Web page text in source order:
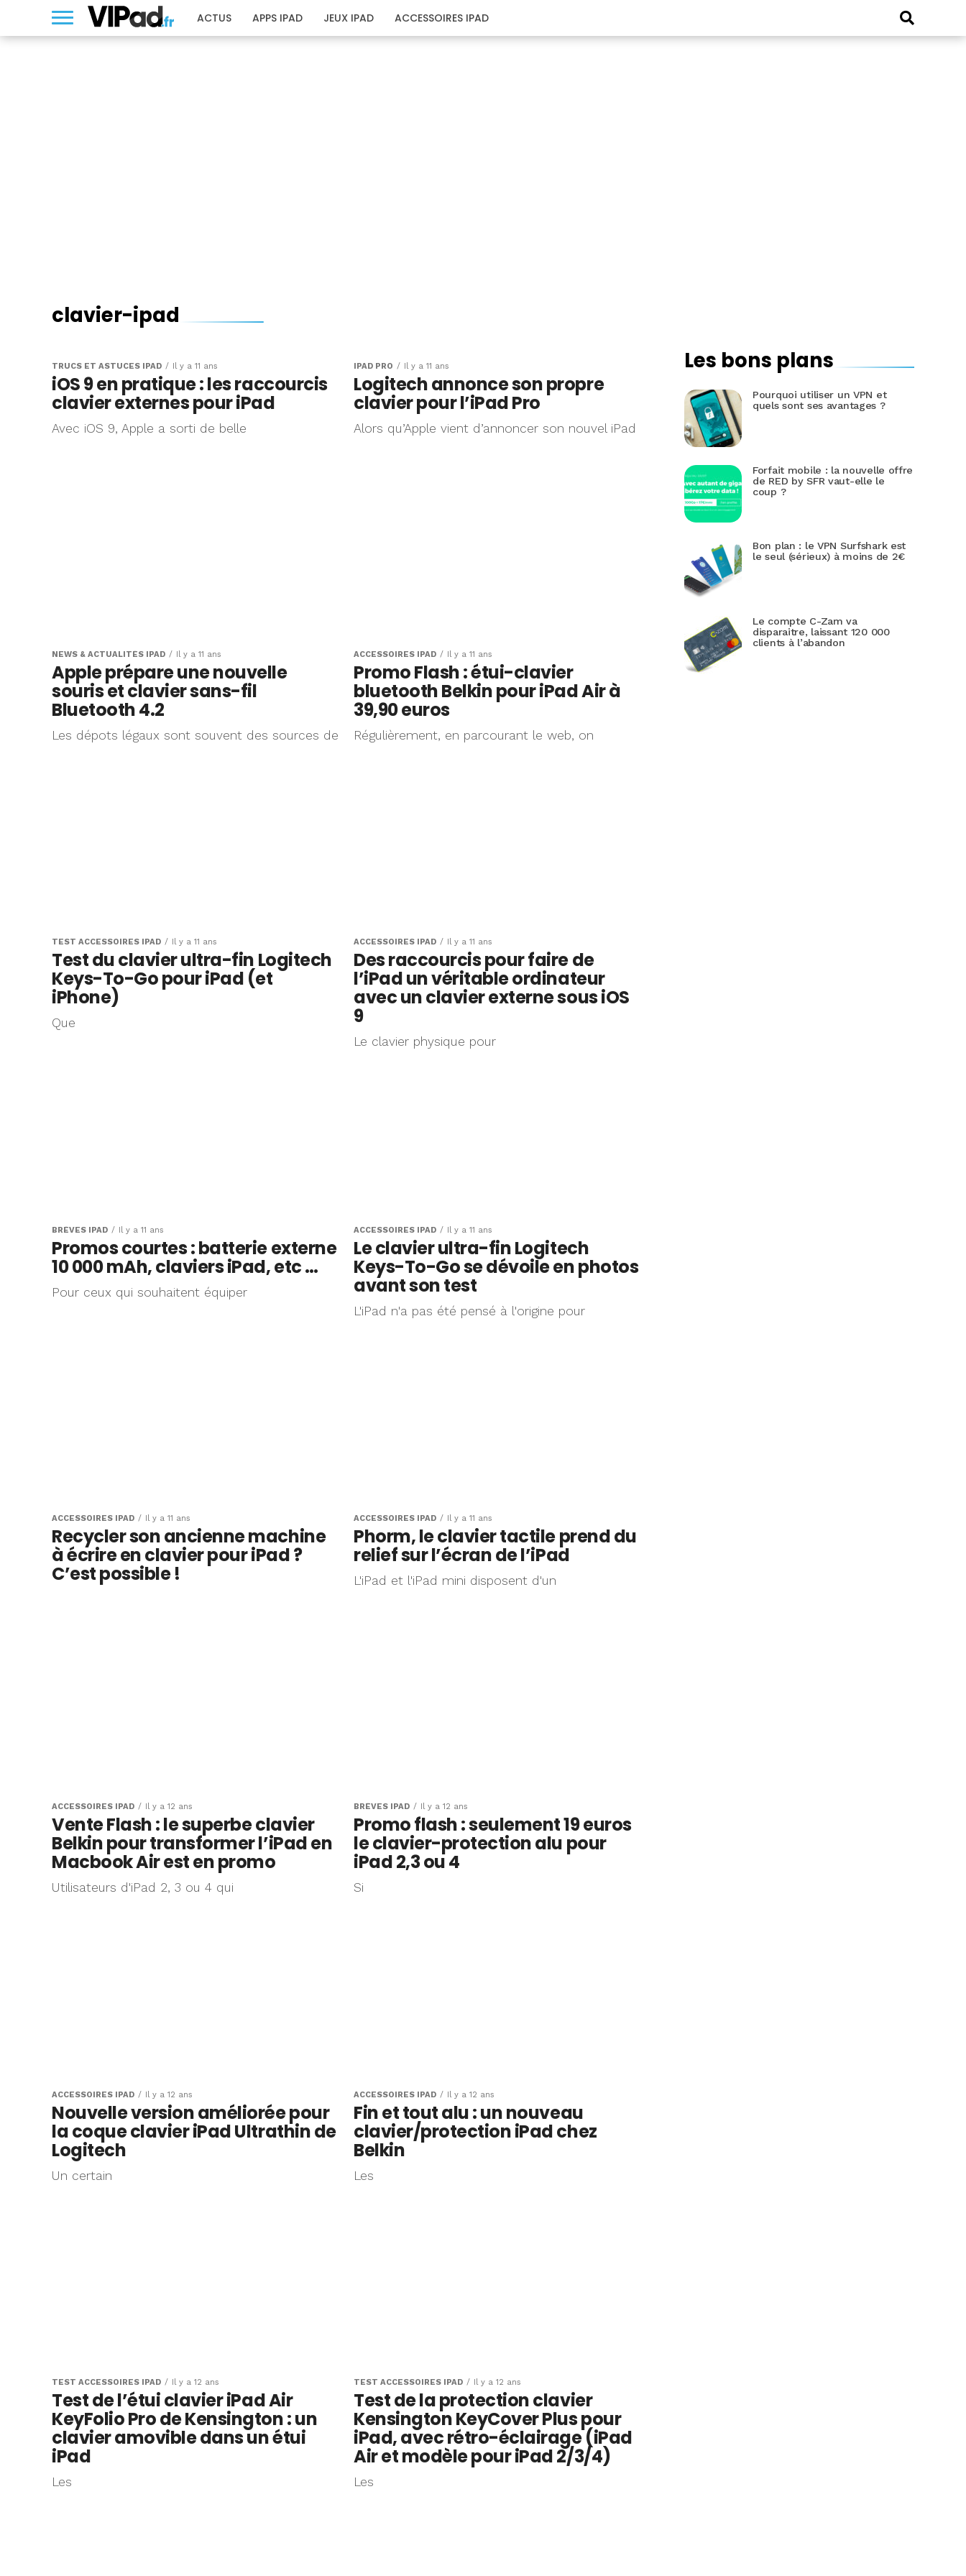
ACTUS APPS IPAD JEUX IPAD ACCESSOIRES IPAD
CLAVIER-IPAD
Voici comment tester le
petit-clavier flottant iPad
caché dans iOS 10 (vidéo)
Il y a quelques semaines, un développeur
clavier-ipad
TRUCS ET ASTUCES IPAD Il y a 11 ans
iOS 9 en pratique : les raccourcis
clavier externes pour iPad
Avec iOS 9, Apple a sorti de belle
IPAD PRO Il y a 11 ans
Logitech annonce son propre
clavier pour l’iPad Pro
Alors qu’Apple vient d’annoncer son nouvel iPad
NEWS & ACTUALITÉS IPAD Il y a 11 ans
Apple prépare une nouvelle
souris et clavier sans-fil
Bluetooth 4.2
Les dépots légaux sont souvent des sources de
ACCESSOIRES IPAD Il y a 11 ans
Promo Flash : étui-clavier
bluetooth Belkin pour iPad Air à
39,90 euros
Régulièrement, en parcourant le web, on
TEST ACCESSOIRES IPAD Il y a 11 ans
Test du clavier ultra-fin Logitech
Keys-To-Go pour iPad (et
iPhone)
Que
ACCESSOIRES IPAD Il y a 11 ans
Des raccourcis pour faire de
l’iPad un véritable ordinateur
avec un clavier externe sous iOS
9
Le clavier physique pour
BRÈVES IPAD Il y a 11 ans
Promos courtes : batterie externe
10 000 mAh, claviers iPad, etc …
Pour ceux qui souhaitent équiper
ACCESSOIRES IPAD Il y a 11 ans
Le clavier ultra-fin Logitech
Keys-To-Go se dévoile en photos
avant son test
L'iPad n'a pas été pensé à l'origine pour
ACCESSOIRES IPAD Il y a 11 ans
Recycler son ancienne machine
à écrire en clavier pour iPad ?
C’est possible !
ACCESSOIRES IPAD Il y a 11 ans
Phorm, le clavier tactile prend du
relief sur l’écran de l’iPad
L'iPad et l'iPad mini disposent d'un
ACCESSOIRES IPAD Il y a 12 ans
Vente Flash : le superbe clavier
Belkin pour transformer l’iPad en
Macbook Air est en promo
Utilisateurs d'iPad 2, 3 ou 4 qui
BRÈVES IPAD Il y a 12 ans
Promo flash : seulement 19 euros
le clavier-protection alu pour
iPad 2,3 ou 4
Si
ACCESSOIRES IPAD Il y a 12 ans
Nouvelle version améliorée pour
la coque clavier iPad Ultrathin de
Logitech
Un certain
ACCESSOIRES IPAD Il y a 12 ans
Fin et tout alu : un nouveau
clavier/protection iPad chez
Belkin
Les
TEST ACCESSOIRES IPAD Il y a 12 ans
Test de l’étui clavier iPad Air
KeyFolio Pro de Kensington : un
clavier amovible dans un étui
iPad
Les
TEST ACCESSOIRES IPAD Il y a 12 ans
Test de la protection clavier
Kensington KeyCover Plus pour
iPad, avec rétro-éclairage (iPad
Air et modèle pour iPad 2/3/4)
Les
Les bons plans
Pourquoi utiliser un VPN et
quels sont ses avantages ?
Forfait mobile : la nouvelle offre
de RED by SFR vaut-elle le
coup ?
Bon plan : le VPN Surfshark est
le seul (sérieux) à moins de 2€
Le compte C-Zam va
disparaitre, laissant 120 000
clients à l’abandon